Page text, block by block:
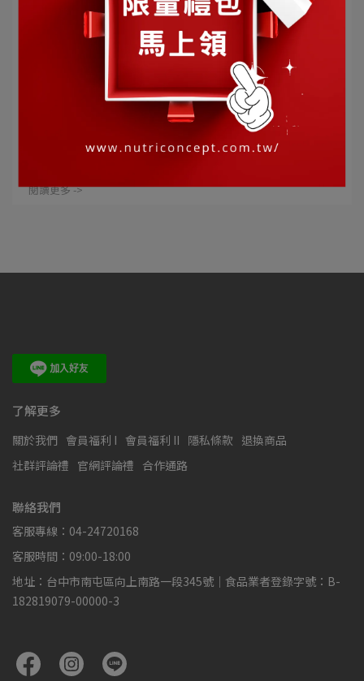
銘銘營養師：視野焦點不僅給您清晰視界，
也能讓您調節生理機能！
銘銘營養師 | 2025-01-20
每天與3C產品形影不離的你、每天廢寢忘食的你、每天看
帥哥美女的你，是否有發現常常⋯
閱讀更多 ->
了解更多
關於我們 會員福利 I 會員福利 II 隱私條款 退換商品
社群評論禮 官網評論禮 合作通路
聯絡我們
客服專線：04-24720168
客服時間：09:00-18:00
地址：台中市南屯區向上南路一段345號｜食品業者登錄字號：B-
182819079-00000-3